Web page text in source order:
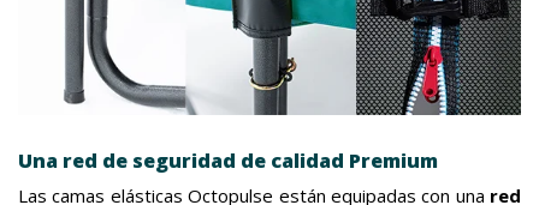
Una red de seguridad de calidad Premium
Las camas elásticas Octopulse están equipadas con una red